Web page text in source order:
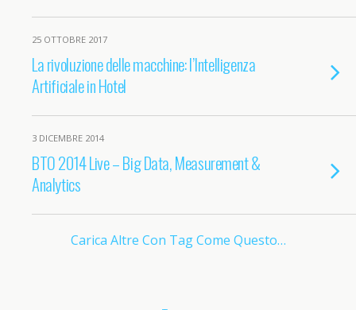
25 OTTOBRE 2017
La rivoluzione delle macchine: l’Intelligenza
Artificiale in Hotel
3 DICEMBRE 2014
BTO 2014 Live – Big Data, Measurement &
Analytics
Carica Altre Con Tag Come Questo…